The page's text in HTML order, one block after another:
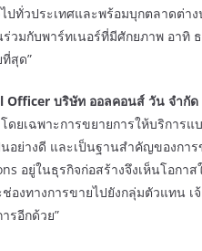
ทั่วประเทศและพร้อมบุกตลาดต่า
วมกับพาร์ทเนอร์ที่มีศักยภาพ อาทิ
สุด”
Officer บริษัท ออลคอนส์ วัน จำกัด
ดยเฉพาะการขยายการให้บริการ
ย่างดี และเป็นฐานสำคัญของการ
อยู่ในธุรกิจก่อสร้างจึงเห็นโอกาส
องทางการขายไปยังกลุ่มตัวแทน
รอีกด้วย”